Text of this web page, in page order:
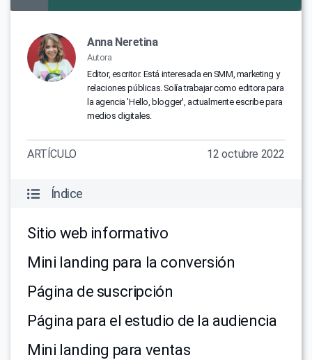
Anna Neretina
Autora
Editor, escritor. Está interesada en SMM, marketing y
relaciones públicas. Solía trabajar como editora para
la agencia 'Hello, blogger', actualmente escribe para
medios digitales.
ARTÍCULO 12 octubre 2022
Índice
Sitio web informativo
Mini landing para la conversión
Página de suscripción
Página para el estudio de la audiencia
Mini landing para ventas